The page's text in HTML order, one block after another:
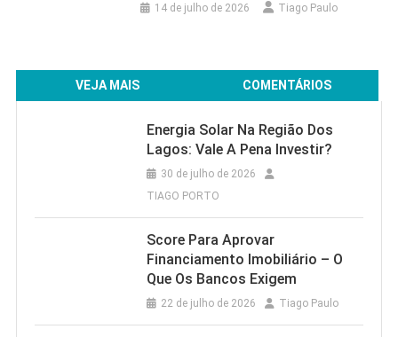
14 de julho de 2026 Tiago Paulo
VEJA MAIS COMENTÁRIOS
Energia Solar Na Região Dos
Lagos: Vale A Pena Investir?
30 de julho de 2026
TIAGO PORTO
Score Para Aprovar
Financiamento Imobiliário – O
Que Os Bancos Exigem
22 de julho de 2026 Tiago Paulo